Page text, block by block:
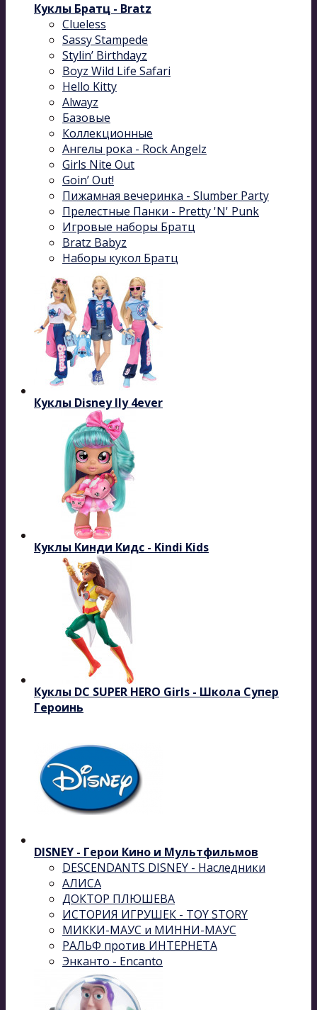
Куклы Братц - Bratz
Clueless
Sassy Stampede
Stylin’ Birthdayz
Boyz Wild Life Safari
Hello Kitty
Alwayz
Базовые
Коллекционные
Ангелы рока - Rock Angelz
Girls Nite Out
Goin’ Out!
Пижамная вечеринка - Slumber Party
Прелестные Панки - Pretty 'N' Punk
Игровые наборы Братц
Bratz Babyz
Наборы кукол Братц
Куклы Disney Ily 4ever
Куклы Кинди Кидс - Kindi Kids
Куклы DC SUPER HERO Girls - Школа Супер
Героинь
DISNEY - Герои Кино и Мультфильмов
DESCENDANTS DISNEY - Наследники
АЛИСА
ДОКТОР ПЛЮШЕВА
ИСТОРИЯ ИГРУШЕК - TOY STORY
МИККИ-МАУС и МИННИ-МАУС
РАЛЬФ против ИНТЕРНЕТА
Энканто - Encanto